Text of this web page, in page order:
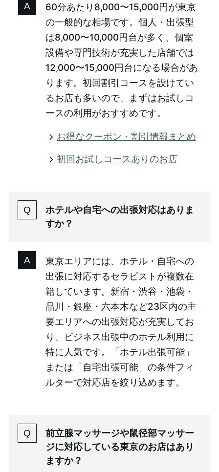
60分あたり8,000〜15,000円が東京
の一般的な相場です。個人・出張型
は8,000〜10,000円台が多く、個室
設備や専門技術が充実した店舗では
12,000〜15,000円台になる場合があ
ります。初回割引コースを設けてい
るお店も多いので、まずはお試しコ
ースの利用がおすすめです。
お得なクーポン・割引情報まとめ
初回お試しコースありのお店
ホテルや自宅への出張対応はありま
すか？
東京エリアには、ホテル・自宅への
出張に対応するセラピストが複数在
籍しています。新宿・渋谷・池袋・
品川・銀座・六本木など23区内の主
要エリアへの出張対応が充実してお
り、ビジネス出張中のホテル利用に
特に人気です。「ホテル出張可能」
または「自宅出張可能」の条件フィ
ルターで対応店を絞り込めます。
前立腺マッサージや鼠径部マッサー
ジに対応している東京のお店はあり
ますか？